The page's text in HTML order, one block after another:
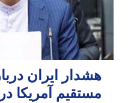
هشدار ایران
مستقیم آمریکا